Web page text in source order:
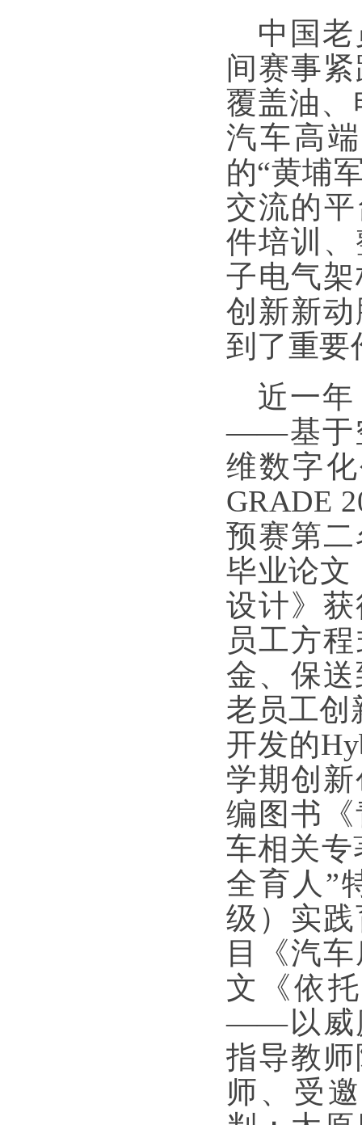
中国
间赛事
覆盖油
汽车高
的“黄埔
交流的
件培训
子电气
创新新
到了重要
近一
——基于
维数字
GRADE
预赛第
毕业论文
设计》
员工方
金、保
老员工创
开发的
学期创
编图书
车相关专
全育人”
级）实
目《汽
文《依
——以威
指导教
师、受